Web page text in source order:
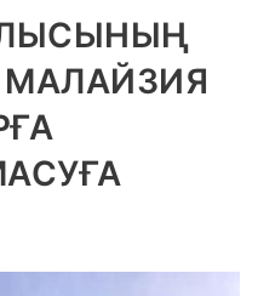
МАЛАЙЗИЯ